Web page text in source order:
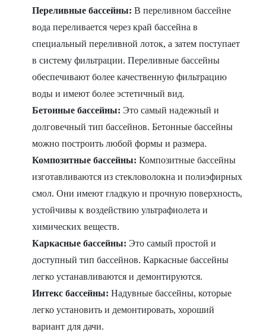
Переливные бассейны: В переливном бассейне
вода переливается через край бассейна в
специальный переливной лоток, а затем поступает
в систему фильтрации. Переливные бассейны
обеспечивают более качественную фильтрацию
воды и имеют более эстетичный вид.
Бетонные бассейны: Это самый надежный и
долговечный тип бассейнов. Бетонные бассейны
можно построить любой формы и размера.
Композитные бассейны: Композитные бассейны
изготавливаются из стекловолокна и полиэфирных
смол. Они имеют гладкую и прочную поверхность,
устойчивы к воздействию ультрафиолета и
химических веществ.
Каркасные бассейны: Это самый простой и
доступный тип бассейнов. Каркасные бассейны
легко устанавливаются и демонтируются.
Интекс бассейны: Надувные бассейны, которые
легко установить и демонтировать, хороший
вариант для дачи.